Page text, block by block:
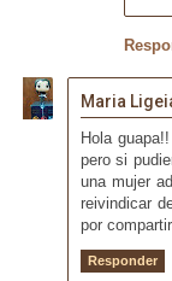
Maria
Hola
pero si
una mujer
reivindicar
por
Responder